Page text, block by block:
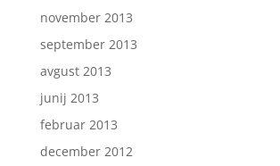
november 2013
september 2013
avgust 2013
junij 2013
februar 2013
december 2012